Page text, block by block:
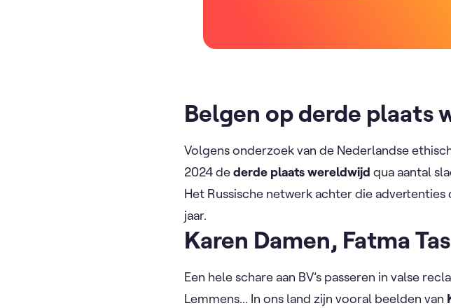
Belgen op derde plaats
Volgens onderzoek van de Nederlandse
2024 dederde plaats wereldwijd qua aantal
Het Russische netwerk achter die
jaar.
Karen Damen, Fatma
Een hele schare aan BV’s passeren in valse
Lemmens... In ons land zijn vooral beelden van